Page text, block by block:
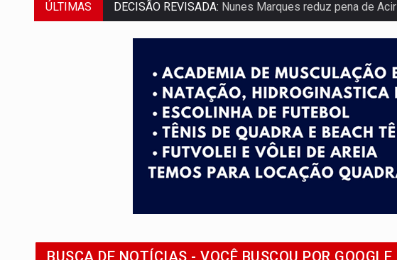
ÚLTIMAS
CONEXÃO RONDONIAOVIVO:Museólogo Antônio
Quadrilha é flagrada com cerca de 200 porções
BAIRRO TEIXEIRÃO:MPF cobra regularização fundiária
SUCESSO NA ABERTURA:2ª Feira Rondônia
REESTRUTURAÇÃO: Secretário da Seinfra de Porto
ELEIÇÕES 2026: Ulisses Guimarães e as nuvens no céu
BUSCA DE NOTÍCIAS - VOCÊ BUSCOU POR GOOGLE